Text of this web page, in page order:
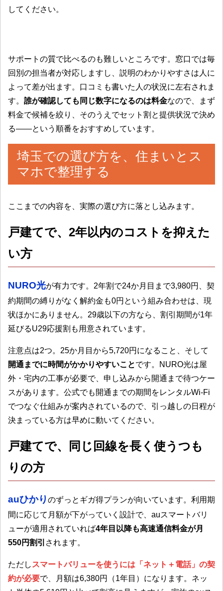
してください。
サポートの質で比べるのも難しいところです。窓口では毎
回別の担当者が対応しますし、説明のわかりやすさは人に
よって差が出ます。口コミも書いた人の状況に左右されま
す。 誰が確認しても同じ数字になるのは料金なので、まず
料金で候補を絞り、そのうえでセット割と提供状況で決め
る――という順番をおすすめしています。
埼玉での選び方を、住まいとス
マホで整理する
ここまでの内容を、実際の選び方に落とし込みます。
戸建てで、2年以内のコストを抑えた
い方
NURO光が有力です。2年割で24か月目まで3,980円、契
約期間の縛りがなく解約金も0円という組み合わせは、現
状ほかにありません。29歳以下の方なら、割引期間が1年
延びるU29応援割も用意されています。
注意点は2つ。25か月目から5,720円になること、そして
開通までに時間がかかりやすいことです。NURO光は屋
外・宅内の工事が必要で、申し込みから開通まで待つケー
スがあります。公式でも開通までの期間をレンタルWi-Fi
でつなぐ仕組みが案内されているので、引っ越しの日程が
決まっている方は早めに動いてください。
戸建てで、同じ回線を長く使うつも
りの方
auひかり のずっとギガ得プランが向いています。利用期
間に応じて月額が下がっていく設計で、auスマートバリ
ューが適用されていれば4年目以降も高速通信料金が月
550円割引 されます。
ただし スマートバリューを使うには「ネット＋電話」の契
約が必要で、月額は6,380円（1年目）になります。ネッ